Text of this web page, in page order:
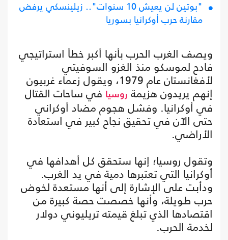
"بوتين لن يعيش 10 سنوات".. زيلينسكي يرفض
مقارنة حرب أوكرانيا بسوريا
ويصف الغرب الحرب بأنها أكبر خطأ استراتيجي
فادح لموسكو منذ الغزو السوفيتي
لأفغانستان عام 1979، ويقول زعماء غربيون
إنهم يريدون هزيمة روسيا في ساحات القتال
في أوكرانيا. وفشل هجوم مضاد أوكراني
حتى الآن في تحقيق نجاح كبير في استعادة
الأراضي.
وتقول روسيا؛ إنها ستحقق كل أهدافها في
أوكرانيا التي تعتبرها دمية في يد الغرب.
ودأبت على الإشارة إلى أنها مستعدة لخوض
حرب طويلة، وأنها خصصت حصة كبيرة من
اقتصادها الذي تبلغ قيمته تريليوني دولار
لخدمة الحرب.